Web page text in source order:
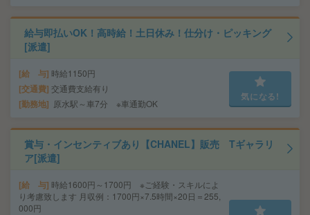
給与即払いOK！高時給！土日休み！仕分け・ピッキング
[派遣]
給 与 時給1150円
交通費 交通費支給有り
勤務地 原水駅～車7分 ※車通勤OK
気になる!
賞与・インセンティブあり【CHANEL】販売 Tギャラリ
ア[派遣]
給 与 時給1600円～1700円 ※ご経験・スキルによ
り考慮致します 月収例：1700円×7.5時間×20日＝255,
000円